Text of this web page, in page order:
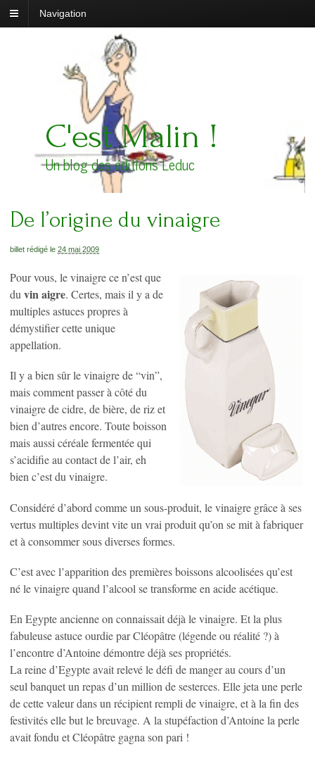
Navigation
C'est Malin !
Un blog des éditions Leduc
De l’origine du vinaigre
billet rédigé le 24 mai 2009
Pour vous, le vinaigre ce n’est que
du vin aigre. Certes, mais il y a de
multiples astuces propres à
démystifier cette unique
appellation.
Il y a bien sûr le vinaigre de “vin”,
mais comment passer à côté du
vinaigre de cidre, de bière, de riz et
bien d’autres encore. Toute boisson
mais aussi céréale fermentée qui
s’acidifie au contact de l’air, eh
bien c’est du vinaigre.
Considéré d’abord comme un sous-produit, le vinaigre grâce à ses
vertus multiples devint vite un vrai produit qu’on se mit à fabriquer
et à consommer sous diverses formes.
C’est avec l’apparition des premières boissons alcoolisées qu’est
né le vinaigre quand l’alcool se transforme en acide acétique.
En Egypte ancienne on connaissait déjà le vinaigre. Et la plus
fabuleuse astuce ourdie par Cléopâtre (légende ou réalité ?) à
l’encontre d’Antoine démontre déjà ses propriétés.
La reine d’Egypte avait relevé le défi de manger au cours d’un
seul banquet un repas d’un million de sesterces. Elle jeta une perle
de cette valeur dans un récipient rempli de vinaigre, et à la fin des
festivités elle but le breuvage. A la stupéfaction d’Antoine la perle
avait fondu et Cléopâtre gagna son pari !